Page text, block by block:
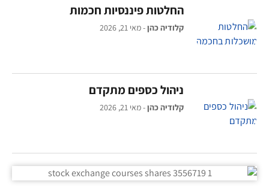
החלטות פיננסיות חכמות
קלודיה כהן מאי 21, 2026
ניהול כספים מתקדם
קלודיה כהן מאי 21, 2026